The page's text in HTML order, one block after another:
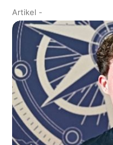
Artikel -